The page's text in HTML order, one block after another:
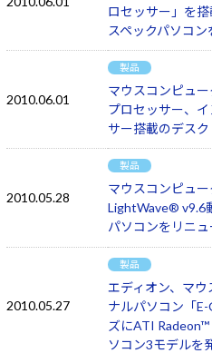
ロセッサー」を
スペックパソコン
2010.06.01
製品
マウスコンピュ
プロセッサー、
サー搭載のデス
2010.05.28
製品
マウスコンピュ
LightWave® v9.6
パソコンをリニ
2010.05.27
製品
エディオン、マ
ナルパソコン「
ズにATI
ソコン3モデルを